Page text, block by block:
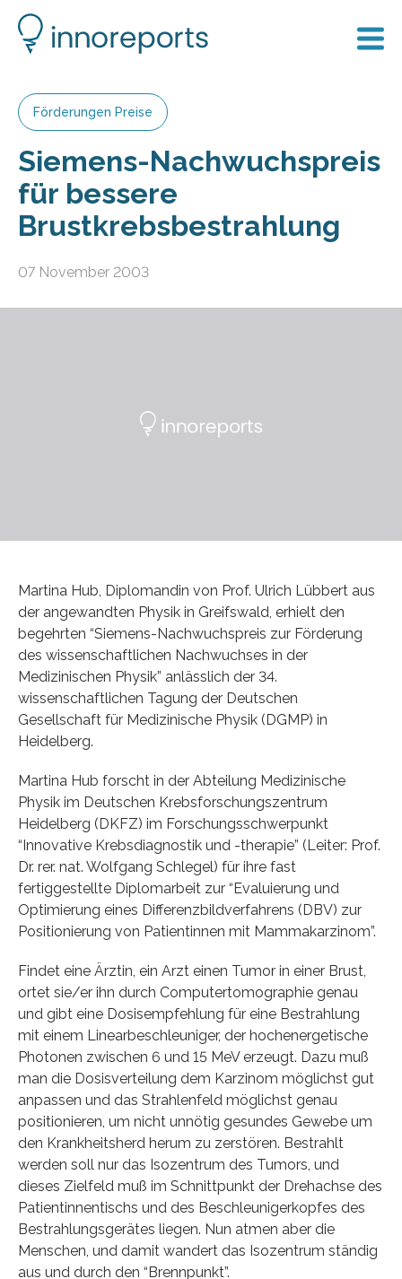
Förderungen Preise
Siemens-Nachwuchspreis
für bessere
Brustkrebsbestrahlung
07 November 2003
Martina Hub, Diplomandin von Prof. Ulrich Lübbert aus
der angewandten Physik in Greifswald, erhielt den
begehrten “Siemens-Nachwuchspreis zur Förderung
des wissenschaftlichen Nachwuchses in der
Medizinischen Physik” anlässlich der 34.
wissenschaftlichen Tagung der Deutschen
Gesellschaft für Medizinische Physik (DGMP) in
Heidelberg.
Martina Hub forscht in der Abteilung Medizinische
Physik im Deutschen Krebsforschungszentrum
Heidelberg (DKFZ) im Forschungsschwerpunkt
“Innovative Krebsdiagnostik und -therapie” (Leiter: Prof.
Dr. rer. nat. Wolfgang Schlegel) für ihre fast
fertiggestellte Diplomarbeit zur “Evaluierung und
Optimierung eines Differenzbildverfahrens (DBV) zur
Positionierung von Patientinnen mit Mammakarzinom”.
Findet eine Ärztin, ein Arzt einen Tumor in einer Brust,
ortet sie/er ihn durch Computertomographie genau
und gibt eine Dosisempfehlung für eine Bestrahlung
mit einem Linearbeschleuniger, der hochenergetische
Photonen zwischen 6 und 15 MeV erzeugt. Dazu muß
man die Dosisverteilung dem Karzinom möglichst gut
anpassen und das Strahlenfeld möglichst genau
positionieren, um nicht unnötig gesundes Gewebe um
den Krankheitsherd herum zu zerstören. Bestrahlt
werden soll nur das Isozentrum des Tumors, und
dieses Zielfeld muß im Schnittpunkt der Drehachse des
Patientinnentischs und des Beschleunigerkopfes des
Bestrahlungsgerätes liegen. Nun atmen aber die
Menschen, und damit wandert das Isozentrum ständig
aus und durch den “Brennpunkt”.